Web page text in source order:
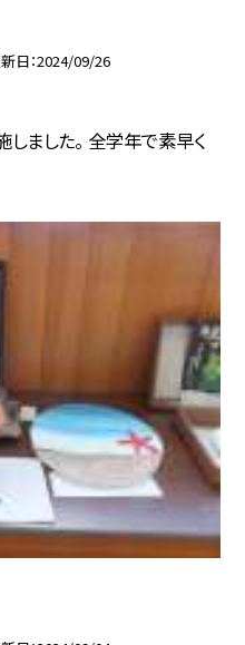
日 2024/09/26
ました。 全学年で素早く